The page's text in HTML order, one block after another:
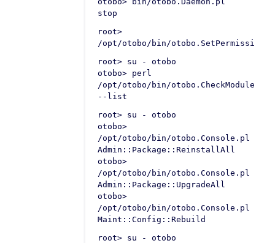
stop
root>
/opt/otobo/bin/
root> su - otobo
otobo> perl
/opt/otobo/bin/otobo.CheckModules.pl
--list
root> su - otobo
otobo>
/opt/otobo/bin/otobo.Console.pl
Admin::Package::ReinstallAll
otobo>
/opt/otobo/bin/otobo.Console.pl
Admin::Package::UpgradeAll
otobo>
/opt/otobo/bin/otobo.Console.pl
Maint::Config::Rebuild
root> su - otobo